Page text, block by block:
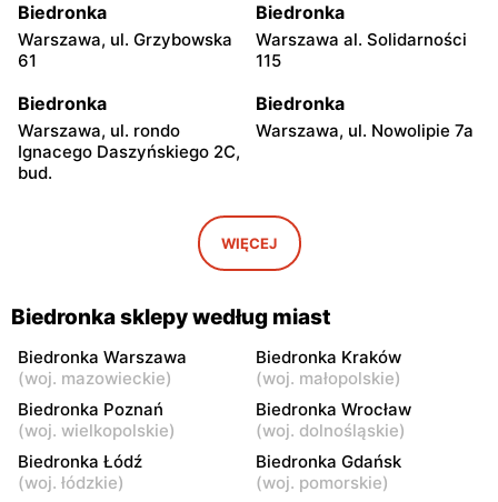
Biedronka
Warszawa, ul. Grzybowska
61
Biedronka
Warszawa al. Solidarności
115
Biedronka
Warszawa, ul. rondo
Ignacego Daszyńskiego 2C,
bud.
Biedronka
Warszawa, ul. Nowolipie 7a
Warszawa, ul. Ogrodowa 58
Biedronka
Warszawa al. Solidarności
86 88
Biedronka
Warszawa, ul. Dobra 42
Biedronka
Warszawa, ul. Juliana
Ursyna Niemcewicza 8
Biedronka
Warszawa, ul. Solec 24
Biedronka
Warszawa, ul. Juliana
Ursyna Niemcewicza 26
Biedronka Biedronka
WIĘCEJ
Biedronka sklepy według miast
Biedronka Warszawa
(woj. mazowieckie)
Biedronka Kraków
(woj. małopolskie)
Biedronka Poznań
(woj. wielkopolskie)
Biedronka Wrocław
(woj. dolnośląskie)
Biedronka Łódź
(woj. łódzkie)
Biedronka Gdańsk
(woj. pomorskie)